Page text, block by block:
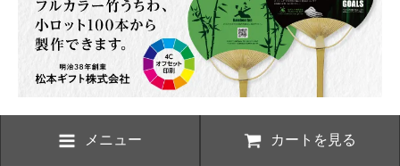
メニュー カートを見る